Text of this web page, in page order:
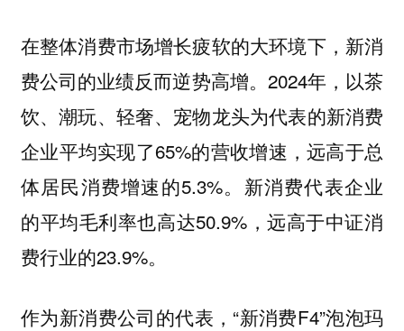
在整体消费市场增长疲软的大环境下，新消
费公司的业绩反而逆势高增。2024年，以茶
饮、潮玩、轻奢、宠物龙头为代表的新消费
企业平均实现了65%的营收增速，远高于总
体居民消费增速的5.3%。新消费代表企业
的平均毛利率也高达50.9%，远高于中证消
费行业的23.9%。
作为新消费公司的代表，“新消费F4”泡泡玛